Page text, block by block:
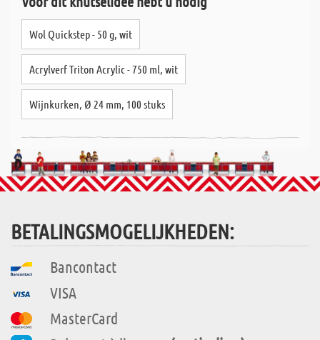
Wol Quickstep - 50 g, wit
Acrylverf Triton Acrylic - 750 ml, wit
Wijnkurken, Ø 24 mm, 100 stuks
BETALINGSMOGELIJKHEDEN:
Bancontact
VISA
MasterCard